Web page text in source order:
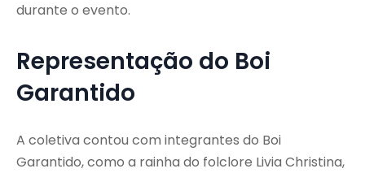
durante o evento.
Representação do Boi
Garantido
A coletiva contou com integrantes do Boi
Garantido, como a rainha do folclore Livia Christina,